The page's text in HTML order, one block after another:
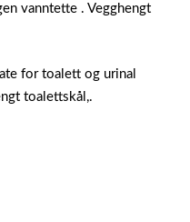
vanntette . Vegghengt
for toalett og urinal
toalettskål,.